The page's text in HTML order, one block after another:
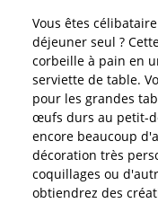
Vous êtes
déjeuner seul ?
corbeille à pain en
serviette de table.
pour les grandes
œufs durs au petit-
encore beaucoup
décoration très
coquillages ou
obtiendrez des